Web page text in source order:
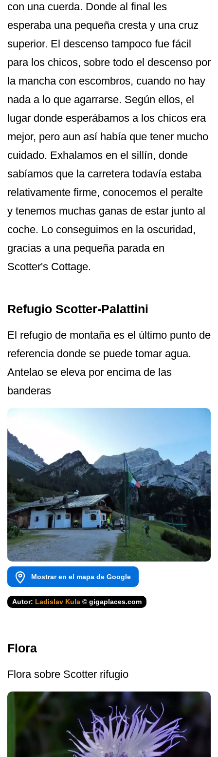
con una cuerda. Donde al final les
esperaba una pequeña cresta y una cruz
superior. El descenso tampoco fue fácil
para los chicos, sobre todo el descenso por
la mancha con escombros, cuando no hay
nada a lo que agarrarse. Según ellos, el
lugar donde esperábamos a los chicos era
mejor, pero aun así había que tener mucho
cuidado. Exhalamos en el sillín, donde
sabíamos que la carretera todavía estaba
relativamente firme, conocemos el peralte
y tenemos muchas ganas de estar junto al
coche. Lo conseguimos en la oscuridad,
gracias a una pequeña parada en
Scotter's Cottage.
Refugio Scotter-Palattini
El refugio de montaña es el último punto de
referencia donde se puede tomar agua.
Antelao se eleva por encima de las
banderas
Mostrar en el mapa de Google
Autor: Ladislav Kula © gigaplaces.com
Flora
Flora sobre Scotter rifugio